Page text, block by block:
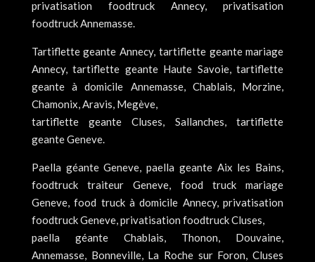
privatisation foodtruck Annecy, privatisation
foodtruck Annemasse.
Tartiflette geante Annecy, tartiflette geante mariage
Annecy, tartiflette geante Haute Savoie, tartiflette
geante à domicile Annemasse, Chablais, Morzine,
Chamonix, Aravis, Megève,
tartiflette geante Cluses, Sallanches, tartiflette
geante Geneve.
Paella géante Geneve, paella geante Aix les Bains,
foodtruck traiteur Geneve, food truck mariage
Geneve, food truck à domicile Annecy, privatisation
foodtruck Geneve, privatisation foodtruck Cluses,
paella géante Chablais, Thonon, Douvaine,
Annemasse, Bonneville, La Roche sur Foron, Cluses